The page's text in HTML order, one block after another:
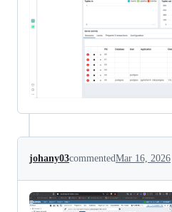
johany03commentedMar 16, 2026